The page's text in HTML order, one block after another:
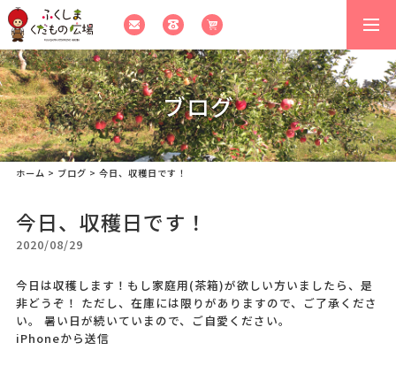
ブログ
ホーム > ブログ > 今日、収穫日です！
今日、収穫日です！
2020/08/29
今日は収穫します！もし家庭用(茶箱)が欲しい方いましたら、是
非どうぞ！ ただし、在庫には限りがありますので、ご了承くださ
い。 暑い日が続いていまので、ご自愛ください。
iPhoneから送信